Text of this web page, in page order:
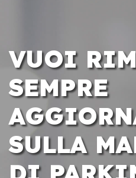
VUOI
SEMPRE
SULLA